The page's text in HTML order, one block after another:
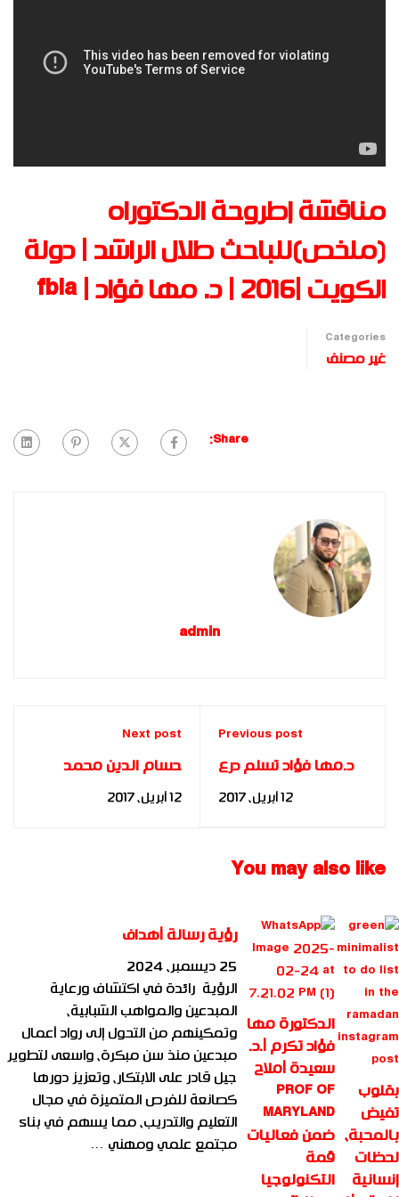
مناقشة إطروحة الدكتوراه
(ملخص)للباحث طلال الراشد | دولة
الكويت |2016 | د. مها فؤاد | fbia
Categories
غير مصنف
Share:
admin
Previous post
د.مها فؤاد تسلم درع
القانون التنموي للواء
12 أبريل، 2017
Next post
حسام الدين محمد
يسرد قصة كفاحه لـ
12 أبريل، 2017
You may also like
بقلوب
تفيض
بالمحبة،
لحظات
إنسانية
الدكتورة مها
فؤاد تكرم أ.د.
سعيدة أملاح
PROF OF
MARYLAND
ضمن فعاليات
قمة
التكنولوجيا
رؤية رسالة أهداف
25 ديسمبر، 2024
الرؤية رائدة في اكتشاف ورعاية
المبدعين والمواهب الشبابية،
وتمكينهم من التحول إلى رواد أعمال
مبدعين منذ سن مبكرة، واسعى لتطوير
جيل قادر على الابتكار، وتعزيز دورها
كصانعة للفرص المتميزة في مجال
التعليم والتدريب، مما يسهم في بناء
مجتمع علمي ومهني …